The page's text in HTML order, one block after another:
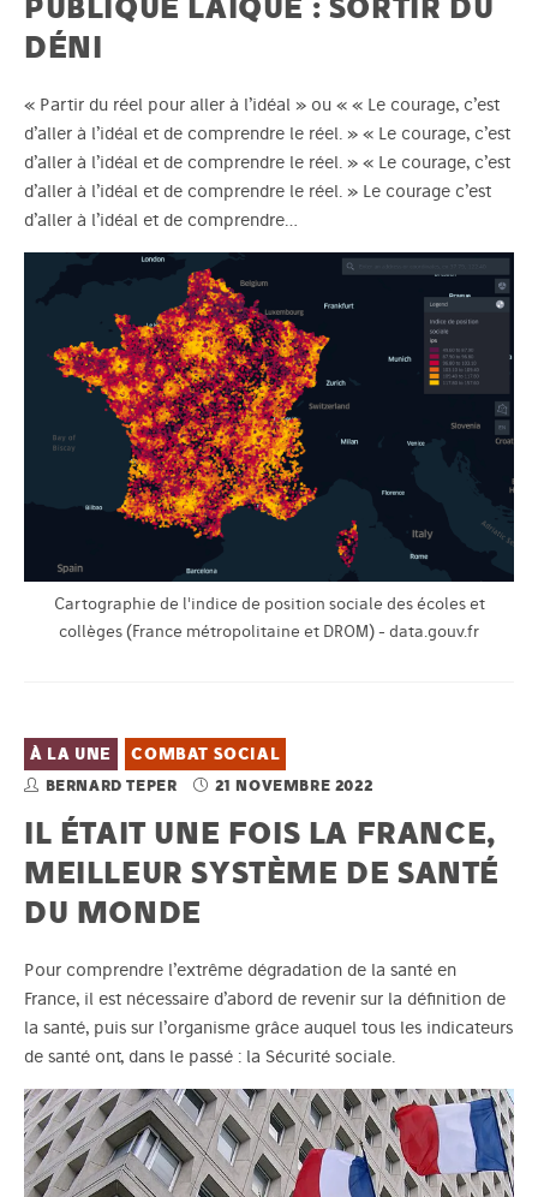
DÉNI
« Partir du réel pour aller à l’idéal » ou « « Le courage, c’est
d’aller à l’idéal et de comprendre le réel. » « Le courage, c’est
d’aller à l’idéal et de comprendre le réel. » « Le courage, c’est
d’aller à l’idéal et de comprendre le réel. » Le courage c’est
d’aller à l’idéal et de comprendre…
Cartographie de l'indice de position sociale des écoles et
collèges (France métropolitaine et DROM) - data.gouv.fr
À LA UNE COMBAT SOCIAL
BERNARD TEPER 21 NOVEMBRE 2022
IL ÉTAIT UNE FOIS LA FRANCE,
MEILLEUR SYSTÈME DE SANTÉ
DU MONDE
Pour comprendre l’extrême dégradation de la santé en
France, il est nécessaire d’abord de revenir sur la définition de
la santé, puis sur l’organisme grâce auquel tous les indicateurs
de santé ont, dans le passé : la Sécurité sociale.